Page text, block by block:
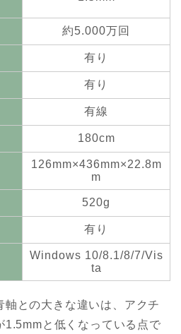
約5.000万回
有り
有り
有線
180cm
126mm×436mm×22.8m
m
520g
有り
Windows 10/8.1/8/7/Vis
ta
軸との大きな違いは、アクチ
1.5mmと低くなっている点で